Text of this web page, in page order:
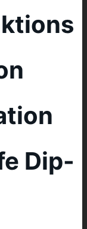
Dip-